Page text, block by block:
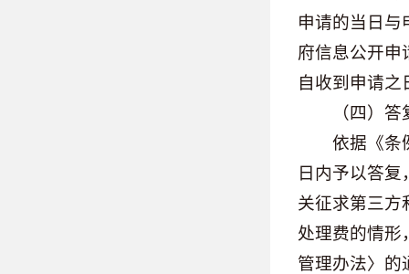
申请的当日与
府信息公开申
自收到申请之
（四）答
依据《条例
日内予以答
关征求第三方
处理费的情形
管理办法〉的